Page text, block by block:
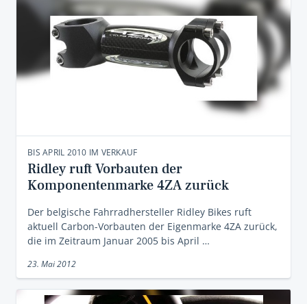
BIS APRIL 2010 IM VERKAUF
Ridley ruft Vorbauten der
Komponentenmarke 4ZA zurück
Der belgische Fahrradhersteller Ridley Bikes ruft
aktuell Carbon-Vorbauten der Eigenmarke 4ZA zurück,
die im Zeitraum Januar 2005 bis April …
23. Mai 2012